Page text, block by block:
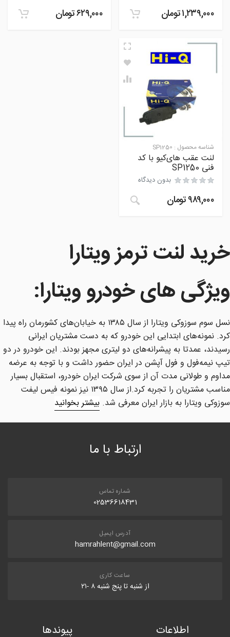
۱,۲۳۹,۰۰۰تومان ۶۲۹,۰۰۰تومان
شناسه محصول : SP1250
لنت عقب های‌کیو با کد
فنی SP1250
بدون دیدگاه
۹۸۹,۰۰۰تومان
خرید لنت ترمز ویتارا
ویژگی های خودرو ویتارا:
نسل سوم سوزوکی ویتارا از سال ۱۳۸۵ به خیابان‌های کشورمان راه پیدا
کرد. نمونه‌های ابتدایی این خودرو که به دست مشتریان ایرانی
رسیدند، عمدتا به پیشرانه‌های دو لیتری مجهز بودند. این خودرو در دو
تیپ نیمه‌فول و فول آپشن در ایران حضور داشت و با توجه به عرضه
مداوم و طولانی مدت آن از سوی شرکت ایران خودرو، استقبال بسیار
مناسب مشتریان را تجربه کرد.از سال ۱۳۹۵ نیز نمونه فیس لیفت
سوزوکی ویتارا به بازار ایران معرفی شد. بیشتر بخوانید
ارتباط با ما
شماره تماس
02536618431
آدرس ایمیل
hamrahlent@gmail.com
ساعت کاری
از شنبه تا پنج شنبه ۸ -۲۱
اطلاعات پیوندها